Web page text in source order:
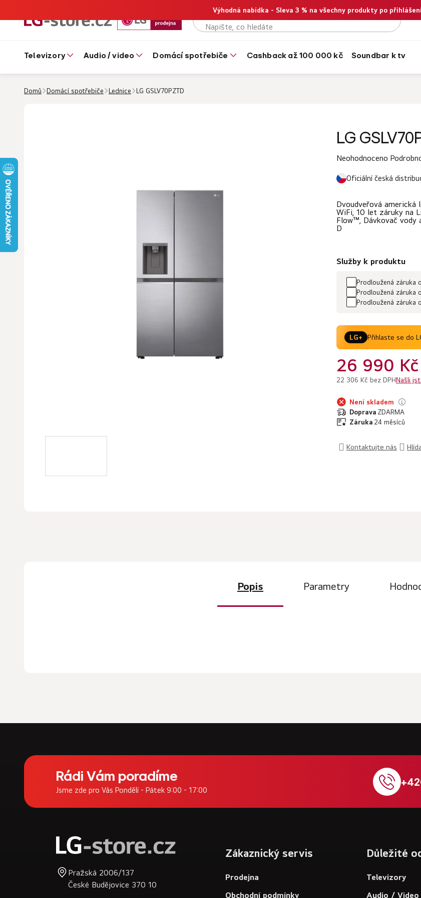
Výhodná nabídka - Sleva 3 % na všechny produkty po
televizory audio / video domácí spotřebiče cashback až 100 000 kč soundbar k tv
Domů Domácí spotřebiče Lednice LG GSLV70PZTD
LG
Průměrné
produktu
0,0
z
Neohodnoceno
Oficiální česká
Dvoudveřová americká
WiFi, 10 let záruky na
Flow™, Dávkovač vody
D
Služby k produktu
Prodloužená záruka
Prodloužená záruka
Prodloužená záruka
LG+ Přihlaste se do
26 990 Kč
22 306 Kč bez DPHNašli
Není skladem
Doprava ZDARMA
Záruka 24 měsíců
Kontaktujte nás
Popis Parametry
Rádi Vám poradíme
Jsme zde pro Vás Pondělí - Pátek 9:00 - 17:00
Pražská 2006/137
České Budějovice 370 10
Zákaznický servis
Prodejna
Obchodní podmínky
Důležité
Televizory
Audio / Video